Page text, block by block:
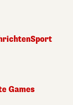
Sport
Games